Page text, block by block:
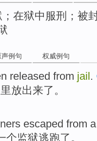
在狱中服刑；被
声例句 权威例句
released from jail.
放出来了 。
escaped from a
个监狱逃跑了 。